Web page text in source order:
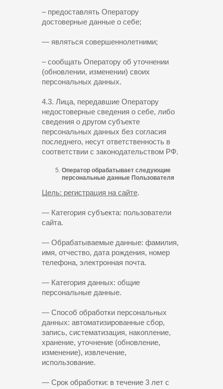
– предоставлять Оператору
достоверные данные о себе;
— являться совершеннолетними;
– сообщать Оператору об уточнении
(обновлении, изменении) своих
персональных данных.
4.3. Лица, передавшие Оператору
недостоверные сведения о себе, либо
сведения о другом субъекте
персональных данных без согласия
последнего, несут ответственность в
соответствии с законодательством РФ.
Оператор обрабатывает следующие
персональные данные Пользователя
Цель: регистрация на сайте.
— Категория субъекта: пользователи
сайта.
— Обрабатываемые данные: фамилия,
имя, отчество, дата рождения, номер
телефона, электронная почта.
— Категория данных: общие
персональные данные.
— Способ обработки персональных
данных: автоматизированные сбор,
запись, систематизация, накопление,
хранение, уточнение (обновление,
изменение), извлечение,
использование.
— Срок обработки: в течение 3 лет с